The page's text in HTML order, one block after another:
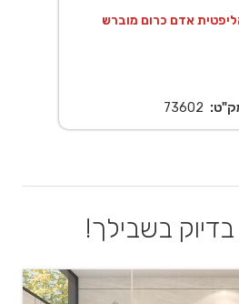
אדם כרום מוברש
73602
בשבילך!